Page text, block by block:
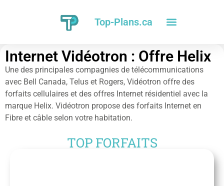
Top-Plans.ca
Internet Vidéotron : Offre Helix
Une des principales compagnies de télécommunications
avec Bell Canada, Telus et Rogers, Vidéotron offre des
forfaits cellulaires et des offres Internet résidentiel avec la
marque Helix. Vidéotron propose des forfaits Internet en
Fibre et câble selon votre habitation.
TOP FORFAITS